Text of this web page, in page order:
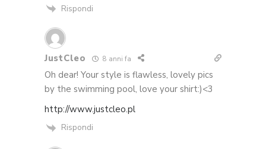
Rispondi
JustCleo 8 anni fa
Oh dear! Your style is flawless, lovely pics
by the swimming pool, love your shirt:)<3
http://www.justcleo.pl
Rispondi